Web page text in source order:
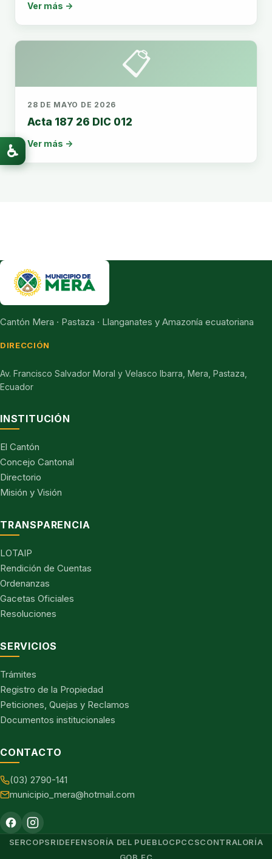
Ver más →
📋
28 DE MAYO DE 2026
Acta 187 26 DIC 012
Ver más →
Cantón Mera · Pastaza · Llanganates y Amazonía ecuatoriana
DIRECCIÓN
Av. Francisco Salvador Moral y Velasco Ibarra, Mera, Pastaza,
Ecuador
INSTITUCIÓN
El Cantón
Concejo Cantonal
Directorio
Misión y Visión
TRANSPARENCIA
LOTAIP
Rendición de Cuentas
Ordenanzas
Gacetas Oficiales
Resoluciones
SERVICIOS
Trámites
Registro de la Propiedad
Peticiones, Quejas y Reclamos
Documentos institucionales
CONTACTO
(03) 2790-141
municipio_mera@hotmail.com
SERCOPSRIDEFENSORÍA DEL PUEBLOCPCCSCONTRALORÍA
♿